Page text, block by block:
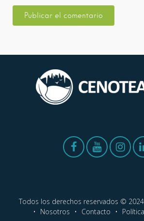
Todos los derechos reservados ©
Nosotros
Contacto